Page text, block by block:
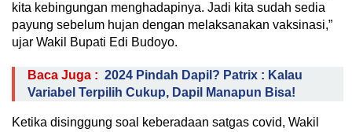
kita kebingungan menghadapinya. Jadi kita sudah sedia
payung sebelum hujan dengan melaksanakan vaksinasi,”
ujar Wakil Bupati Edi Budoyo.
Baca Juga : 2024 Pindah Dapil? Patrix : Kalau
Variabel Terpilih Cukup, Dapil Manapun Bisa!
Ketika disinggung soal keberadaan satgas covid, Wakil